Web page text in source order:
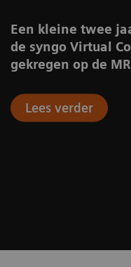
Een kleine twee
de syngo Virtual
gekregen op de
Lees verder